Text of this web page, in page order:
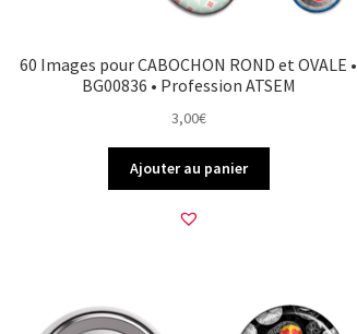
60 Images pour CABOCHON ROND et OVALE •
BG00836 • Profession ATSEM
3,00€
Ajouter au panier